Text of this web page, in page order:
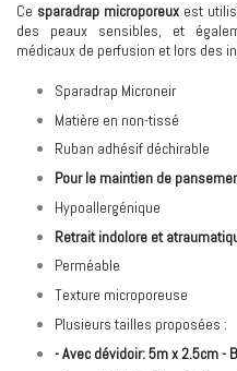
Ce sparadrap microporeuxest
des peaux sensibles, et
médicaux de perfusion et lors des
Sparadrap Microneir
Matière en non-tissé
Ruban adhésif déchirable
Pour le maintien de
Hypoallergénique
Retrait indolore et
Perméable
Texture microporeuse
Plusieurs tailles proposées :
- Avec dévidoir: 5m x 2.5cm -